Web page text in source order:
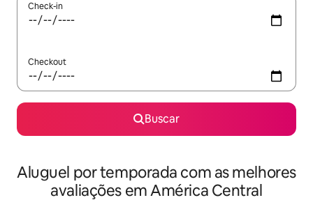
Check-in
Checkout
Buscar
Aluguel por temporada com as melhores
avaliações em América Central